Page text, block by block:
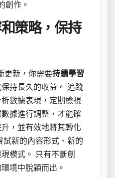
創作。
策略，保持
更新，你需要持續學習
持長久的收益。 追蹤
數據表現，定期檢視
據進行調整，才能確
，並有效地將其轉化
試新的內容形式、新的
模式。 只有不斷創
境中脫穎而出。